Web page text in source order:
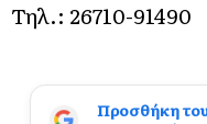
Τηλ.: 26710-91490
Προσθήκη